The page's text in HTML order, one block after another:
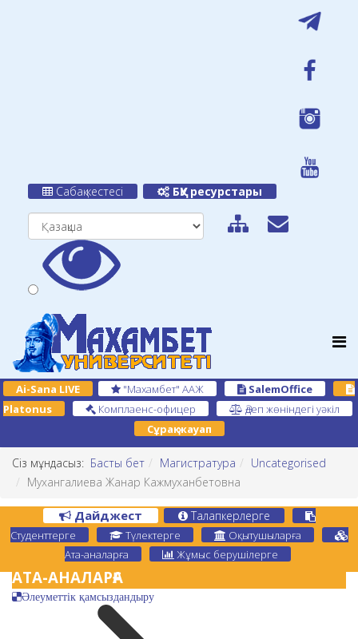
Сабақ кестесі БҚУ ресурстары
Ai-Sana LIVE "Махамбет" ААЖ
SalemOffice
Platonus
Комплаенс-офицер
Әдеп жөніндегі уәкіл
Сұрақ-жауап
Сіз мұндасыз: Басты бет Магистратура
Uncategorised
Мухангалиева Жанар Кажмуханбетовна
Дайджест Талапкерлерге
Студенттерге Түлектерге
Оқытушыларға
Ата-аналарға
Жұмыс берушілерге
АТА-АНАЛАРҒА
Әлеуметтік қамсыздандыру